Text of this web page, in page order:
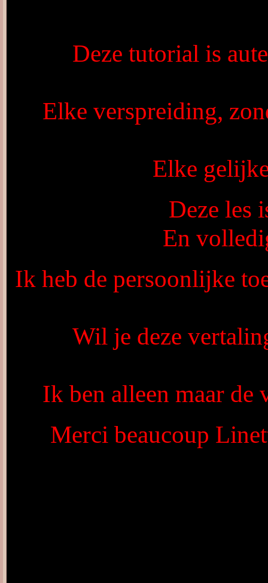
Deze tutorial is
Elke verspreiding,
Elke
Deze les
En
Ik heb de persoonlijke
Wil je deze
Ik ben alleen maar de
Merci beaucoup